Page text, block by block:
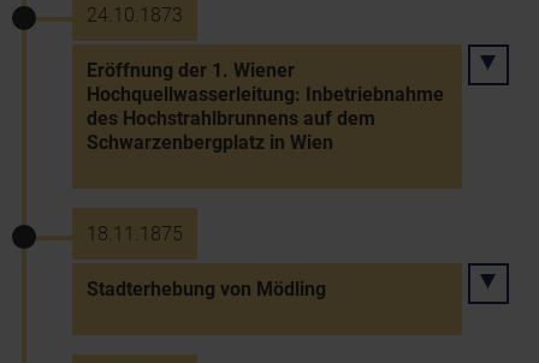
24.10.1873
Eröffnung der 1. Wiener
Hochquellwasserleitung: Inbetriebnahme
des Hochstrahlbrunnens auf dem
Schwarzenbergplatz in Wien
18.11.1875
Stadterhebung von Mödling